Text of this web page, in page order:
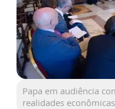
Papa em audiência
realidades econômicas